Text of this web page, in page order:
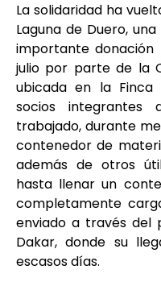
La solidaridad ha
Laguna de Duero,
importante donación
julio por parte de la
ubicada en la Finca
socios integrantes
trabajado, durante
contenedor de
además de otros
hasta llenar un
completamente
enviado a través del
Dakar, donde su
escasos días.